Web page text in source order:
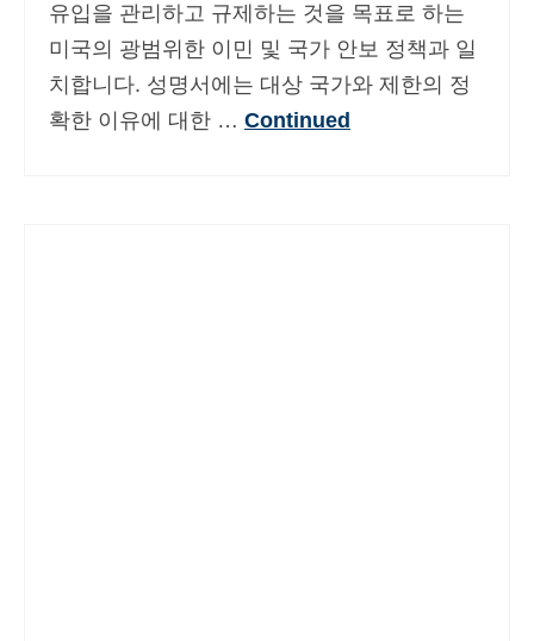
유입을 관리하고 규제하는 것을 목표로 하는
미국의 광범위한 이민 및 국가 안보 정책과 일
치합니다. 성명서에는 대상 국가와 제한의 정
확한 이유에 대한 … Continued